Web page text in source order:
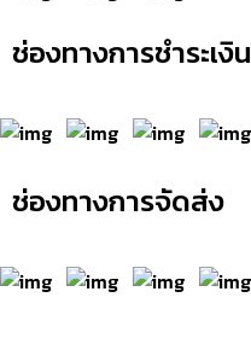
ช่องทางการชำระเงิน
ช่องทางการจัดส่ง